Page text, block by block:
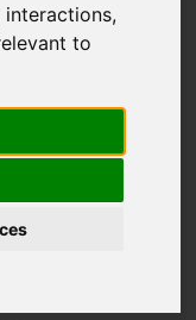
interactions,
to